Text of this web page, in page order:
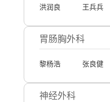
洪润良 王兵兵
胃肠胸外科
黎杨浩 张良健
神经外科